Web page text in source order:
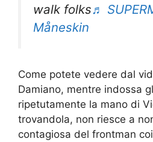
walk folks♬
Måneskin
Come potete vedere dal
Damiano, mentre indossa
ripetutamente la mano di
trovandola, non riesce a
contagiosa del frontman